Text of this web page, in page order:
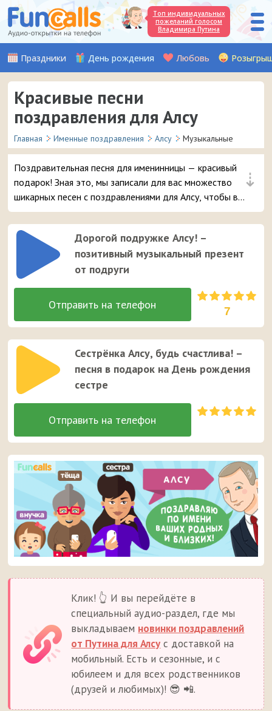
Топ индивидуальных
пожеланий голосом
Владимира Путина
Праздники День рождения Любовь
Красивые песни
поздравления для Алсу
Главная Именные поздравления Алсу Музыкальные
⇣
Поздравительная песня для именинницы — красивый
подарок! Зная это, мы записали для вас множество
шикарных песен с поздравлениями для Алсу, чтобы вы
могли удивить и порадовать вашу подругу или
знакомую девочку с таким именем в день её рождения.
Дорогой подружке Алсу! –
позитивный музыкальный презент
от подруги
7
Сестрёнка Алсу, будь счастлива! –
песня в подарок на День рождения
сестре
Клик! 👆 И вы перейдёте в
специальный аудио-раздел, где мы
выкладываем новинки поздравлений
от Путина для Алсу с доставкой на
мобильный. Есть и сезонные, и с
юбилеем и для всех родственников
(друзей и любимых)! 😎 📲.